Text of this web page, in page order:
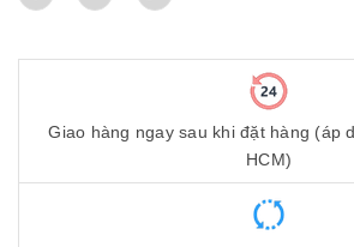
Giao hàng ngay sau khi đặt hàng (áp
HCM)